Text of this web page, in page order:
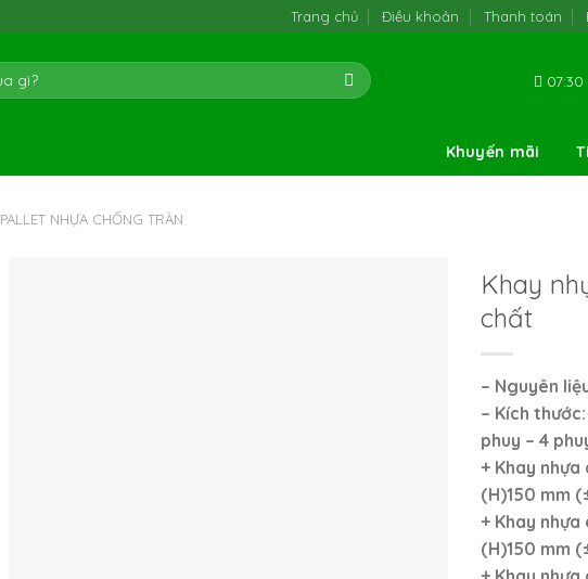
Trang chủ Điều khoản Thanh toán
07:30
Khuyến mãi
PALLET NHỰA CHỐNG TRÀN
Khay
chất
– Nguyên
– Kích
phuy – 4
+ Khay nhựa
(H)150 mm
+ Khay
(H)150 mm